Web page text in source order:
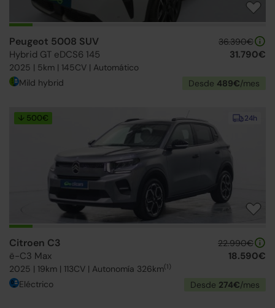
Peugeot 5008 SUV
Hybrid GT eDCS6 145
2025 | 5km | 145CV | Automático
36.390€
31.790€
Mild hybrid Desde 489€/mes
24h
↓ 500€
Citroen C3
ë-C3 Max
2025 | 19km | 113CV | Autonomía 326km(1)
22.990€
18.590€
Eléctrico Desde 274€/mes